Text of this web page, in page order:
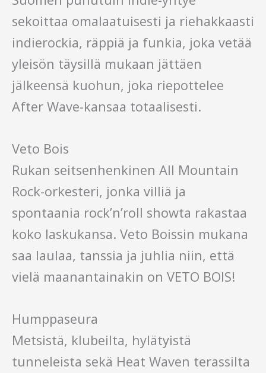
sekoittaa omalaatuisesti ja riehakkaasti
indierockia, räppiä ja funkia, joka vetää
yleisön täysillä mukaan jättäen
jälkeensä kuohun, joka riepottelee
After Wave-kansaa totaalisesti.
Veto Bois
Rukan seitsenhenkinen All Mountain
Rock-orkesteri, jonka villiä ja
spontaania rock’n’roll showta rakastaa
koko laskukansa. Veto Boissin mukana
saa laulaa, tanssia ja juhlia niin, että
vielä maanantainakin on VETO BOIS!
Humppaseura
Metsistä, klubeilta, hylätyistä
tunneleista sekä Heat Waven terassilta